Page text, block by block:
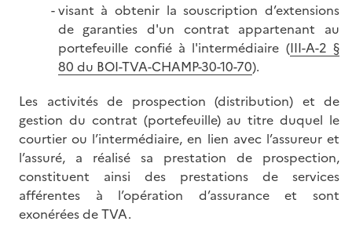
visant à obtenir la souscription d’extensions
de garanties d'un contrat appartenant au
portefeuille confié à l'intermédiaire (III-A-2 §
80 du BOI-TVA-CHAMP-30-10-70).
Les activités de prospection (distribution) et de
gestion du contrat (portefeuille) au titre duquel le
courtier ou l’intermédiaire, en lien avec l’assureur et
l’assuré, a réalisé sa prestation de prospection,
constituent ainsi des prestations de services
afférentes à l’opération d’assurance et sont
exonérées de TVA.